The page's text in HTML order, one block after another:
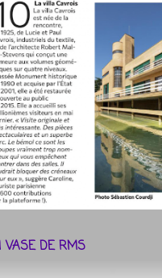
VASE DE RMS